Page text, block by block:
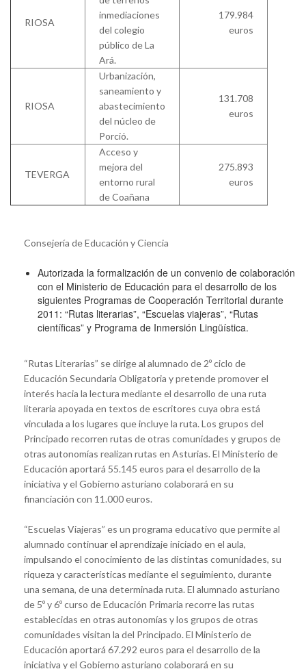
RIOSA
inmediaciones
del colegio
público de La
Ará.
179.984
euros
RIOSA
Urbanización,
saneamiento y
abastecimiento
del núcleo de
Porció.
131.708
euros
TEVERGA
Acceso y
mejora del
entorno rural
de Coañana
275.893
euros
Consejería de Educación y Ciencia
Autorizada la formalización de un convenio de colaboración
con el Ministerio de Educación para el desarrollo de los
siguientes Programas de Cooperación Territorial durante
2011: “Rutas literarias”, “Escuelas viajeras”, “Rutas
científicas” y Programa de Inmersión Lingüística.
“Rutas Literarias” se dirige al alumnado de 2º ciclo de
Educación Secundaria Obligatoria y pretende promover el
interés hacia la lectura mediante el desarrollo de una ruta
literaria apoyada en textos de escritores cuya obra está
vinculada a los lugares que incluye la ruta. Los grupos del
Principado recorren rutas de otras comunidades y grupos de
otras autonomías realizan rutas en Asturias. El Ministerio de
Educación aportará 55.145 euros para el desarrollo de la
iniciativa y el Gobierno asturiano colaborará en su
financiación con 11.000 euros.
“Escuelas Viajeras” es un programa educativo que permite al
alumnado continuar el aprendizaje iniciado en el aula,
impulsando el conocimiento de las distintas comunidades, su
riqueza y características mediante el seguimiento, durante
una semana, de una determinada ruta. El alumnado asturiano
de 5º y 6º curso de Educación Primaria recorre las rutas
establecidas en otras autonomías y los grupos de otras
comunidades visitan la del Principado. El Ministerio de
Educación aportará 67.292 euros para el desarrollo de la
iniciativa y el Gobierno asturiano colaborará en su